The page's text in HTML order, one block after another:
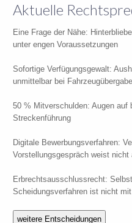
Aktuelle
Eine Frage der Nähe:
unter engen Voraussetzungen
Sofortige Verfügungsgewalt:
unmittelbar bei
50 % Mitverschulden: Augen auf
Streckenführung
Digitale Bewerbungsverfahren:
Vorstellungsgespräch weist
Erbrechtsausschlussrecht:
Scheidungsverfahren ist nicht